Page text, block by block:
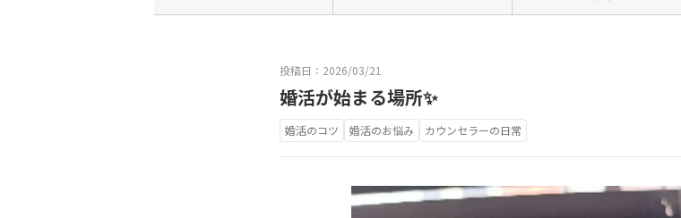
投稿日：2026/03/21
婚活が始まる場所✨
婚活のコツ 婚活のお悩み カウンセラーの日常